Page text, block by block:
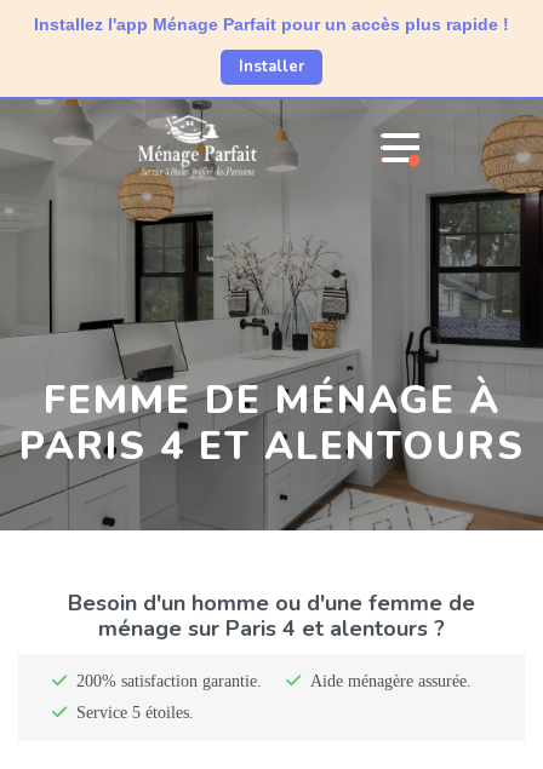
Installez l'app Ménage Parfait pour un accès plus rapide !
Installer
FEMME DE MÉNAGE À
PARIS 4 ET ALENTOURS
Besoin d'un homme ou d'une femme de
ménage sur Paris 4 et alentours ?
200% satisfaction garantie.
Aide ménagère assurée.
Service 5 étoiles.